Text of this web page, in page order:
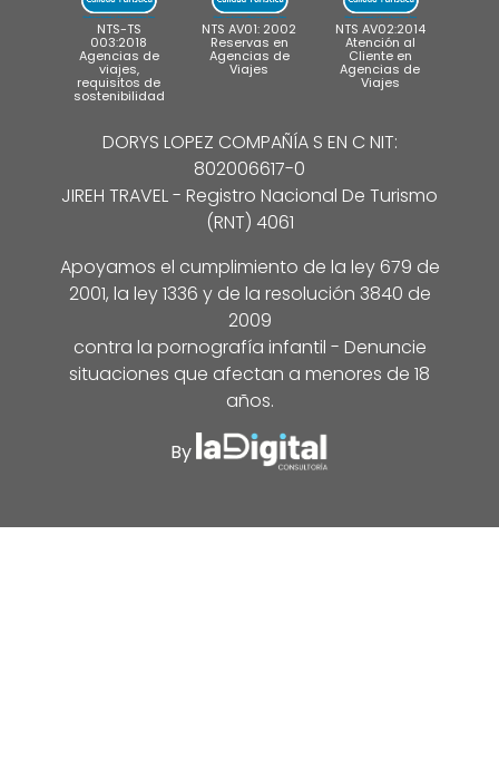
NTS-TS
003:2018
Agencias de
viajes,
requisitos de
sostenibilidad
NTS AV01: 2002
Reservas en
Agencias de
Viajes
NTS AV02:2014
Atención al
Cliente en
Agencias de
Viajes
DORYS LOPEZ COMPAÑÍA S EN C NIT:
802006617-0
JIREH TRAVEL - Registro Nacional De Turismo
(RNT) 4061
Apoyamos el cumplimiento de la ley 679 de
2001, la ley 1336 y de la resolución 3840 de
2009
contra la pornografía infantil - Denuncie
situaciones que afectan a menores de 18
años.
By